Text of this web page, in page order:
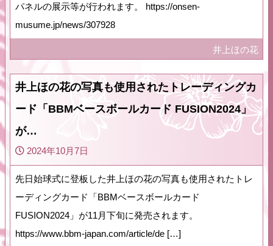
パネルの展示等が行われます。 https://onsen-
musume.jp/news/307928
井上ほの花
井上ほの花の写真も使用されたトレーディングカ
ード「BBMベースボールカード FUSION2024」
が…
2024年10月7日
先日始球式に登板した井上ほの花の写真も使用されたトレ
ーディングカード「BBMベースボールカード
FUSION2024」が11月下旬に発売されます。
https://www.bbm-japan.com/article/de […]